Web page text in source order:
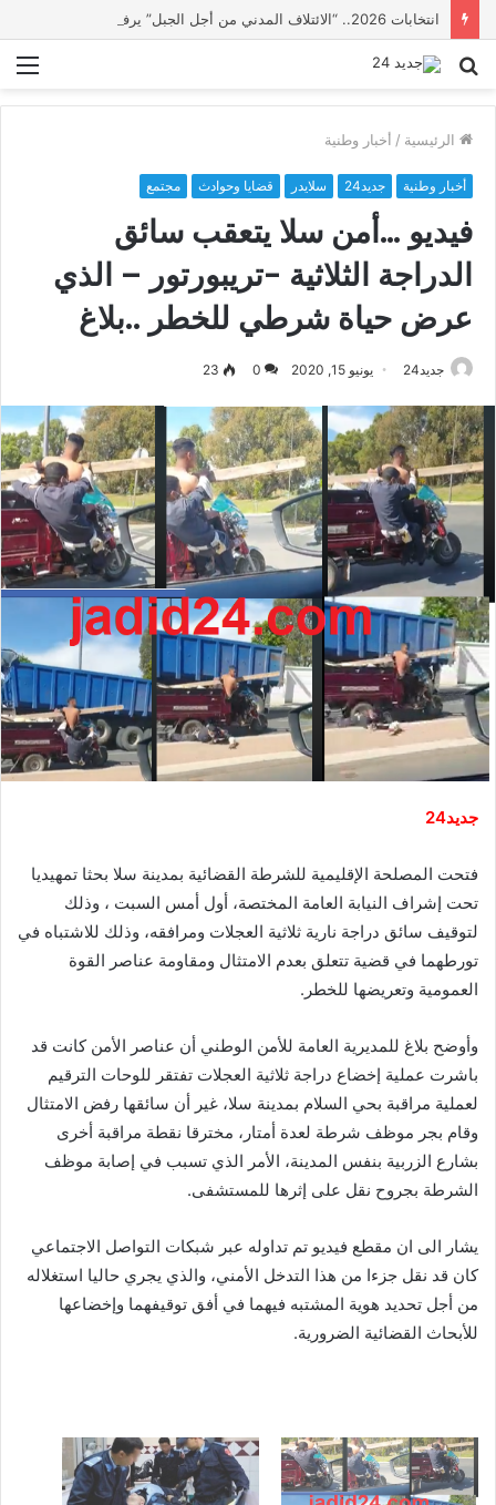
بحث
الرئيسية / أخبار وطنية
أخبار وطنية جديد24 سلايدر قضايا وحوادث مجتمع
فيديو …أمن سلا يتعقب سائق
الدراجة الثلاثية -تريبورتور – الذي
عرض حياة شرطي للخطر ..بلاغ
جديد24 يونيو 15, 2020 0
23
جديد24
فتحت المصلحة الإقليمية للشرطة القضائية بمدينة سلا بحثا تمهيديا
تحت إشراف النيابة العامة المختصة، أول أمس السبت ، وذلك
لتوقيف سائق دراجة نارية ثلاثية العجلات ومرافقه، وذلك للاشتباه في
تورطهما في قضية تتعلق بعدم الامتثال ومقاومة عناصر القوة
العمومية وتعريضها للخطر.
وأوضح بلاغ للمديرية العامة للأمن الوطني أن عناصر الأمن كانت قد
باشرت عملية إخضاع دراجة ثلاثية العجلات تفتقر للوحات الترقيم
لعملية مراقبة بحي السلام بمدينة سلا، غير أن سائقها رفض الامتثال
وقام بجر موظف شرطة لعدة أمتار، مخترقا نقطة مراقبة أخرى
بشارع الزربية بنفس المدينة، الأمر الذي تسبب في إصابة موظف
الشرطة بجروح نقل على إثرها للمستشفى.
يشار الى ان مقطع فيديو تم تداوله عبر شبكات التواصل الاجتماعي
كان قد نقل جزءا من هذا التدخل الأمني، والذي يجري حاليا استغلاله
من أجل تحديد هوية المشتبه فيهما في أفق توقيفهما وإخضاعها
للأبحاث القضائية الضرورية.